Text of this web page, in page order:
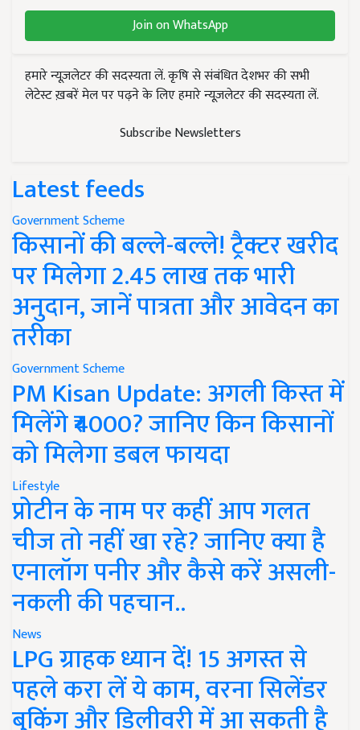
Join on WhatsApp
हमारे न्यूज़लेटर की सदस्यता लें. कृषि से संबंधित देशभर की सभी
लेटेस्ट ख़बरें मेल पर पढ़ने के लिए हमारे न्यूज़लेटर की सदस्यता लें.
Subscribe Newsletters
Latest feeds
Government Scheme
किसानों की बल्ले-बल्ले! ट्रैक्टर खरीद
पर मिलेगा 2.45 लाख तक भारी
अनुदान, जानें पात्रता और आवेदन का
तरीका
Government Scheme
PM Kisan Update: अगली किस्त में
मिलेंगे ₹4000? जानिए किन किसानों
को मिलेगा डबल फायदा
Lifestyle
प्रोटीन के नाम पर कहीं आप गलत
चीज तो नहीं खा रहे? जानिए क्या है
एनालॉग पनीर और कैसे करें असली-
नकली की पहचान..
News
LPG ग्राहक ध्यान दें! 15 अगस्त से
पहले करा लें ये काम, वरना सिलेंडर
बुकिंग और डिलीवरी में आ सकती है